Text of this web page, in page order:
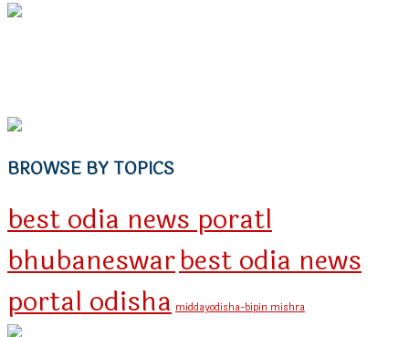
BROWSE BY TOPICS
best odia news poratl
bhubaneswarbest odia news
portal odisha middayodisha-bipin mishra